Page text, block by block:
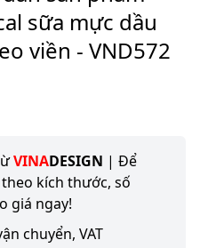
sữa mực dầu
viền - VND572
VINADESIGN | Để
kích thước, số
giá ngay!
chuyển, VAT